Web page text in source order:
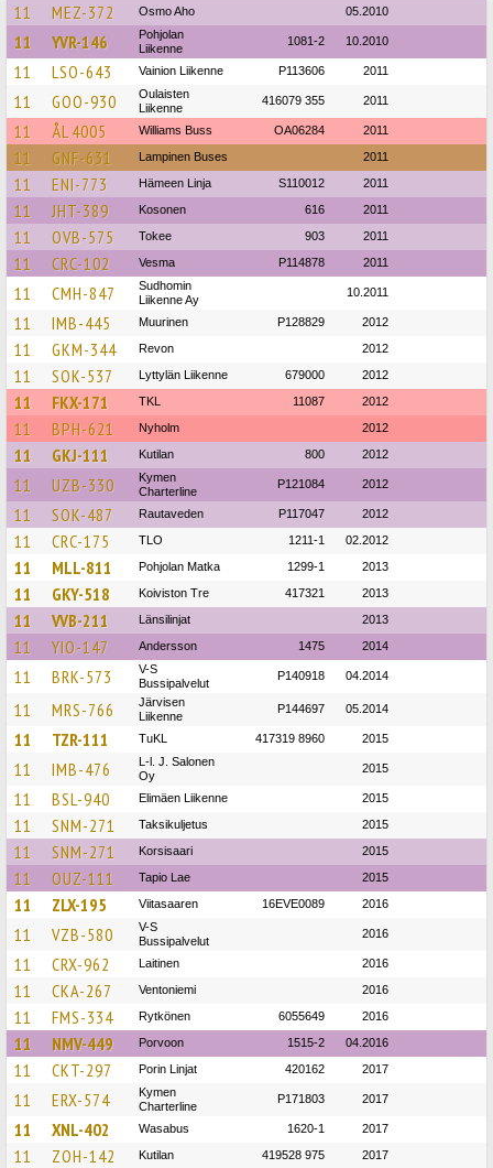
11 MEZ-372 Osmo Aho 05.2010
11 YVR-146
Pohjolan
Liikenne
1081-2 10.2010
11 LSO-643 Vainion Liikenne P113606 2011
11 GOO-930
Oulaisten
Liikenne
416079 355 2011
11 ÅL 4005 Williams Buss OA06284 2011
11 GNF-631 Lampinen Buses 2011
11 ENI-773 Hämeen Linja S110012 2011
11 JHT-389 Kosonen 616 2011
11 OVB-575 Tokee 903 2011
11 CRC-102 Vesma P114878 2011
11 CMH-847
Sudhomin
Liikenne Ay
10.2011
11 IMB-445 Muurinen P128829 2012
11 GKM-344 Revon 2012
11 SOK-537 Lyttylän Liikenne 679000 2012
11 FKX-171 TKL 11087 2012
11 BPH-621 Nyholm 2012
11 GKJ-111 Kutilan 800 2012
11 UZB-330
Kymen
Charterline
P121084 2012
11 SOK-487 Rautaveden P117047 2012
11 CRC-175 TLO 1211-1 02.2012
11 MLL-811 Pohjolan Matka 1299-1 2013
11 GKY-518 Koiviston Tre 417321 2013
11 VVB-211 Länsilinjat 2013
11 YIO-147 Andersson 1475 2014
11 BRK-573
V-S
Bussipalvelut
P140918 04.2014
11 MRS-766
Järvisen
Liikenne
P144697 05.2014
11 TZR-111 TuKL 417319 8960 2015
11 IMB-476
L-l. J. Salonen
Oy
2015
11 BSL-940 Elimäen Liikenne 2015
11 SNM-271 Taksikuljetus 2015
11 SNM-271 Korsisaari 2015
11 OUZ-111 Tapio Lae 2015
11 ZLX-195 Viitasaaren 16EVE0089 2016
11 VZB-580
V-S
Bussipalvelut
2016
11 CRX-962 Laitinen 2016
11 CKA-267 Ventoniemi 2016
11 FMS-334 Rytkönen 6055649 2016
11 NMV-449 Porvoon 1515-2 04.2016
11 CKT-297 Porin Linjat 420162 2017
11 ERX-574
Kymen
Charterline
P171803 2017
11 XNL-402 Wasabus 1620-1 2017
11 ZOH-142 Kutilan 419528 975 2017